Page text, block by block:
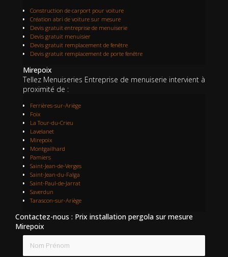
Construction de carport pour voiture
Création abri de voiture sur mesure
Devis gratuit entreprise de menuiserie
Devis gratuit menuisier
Devis gratuit remplacement de fenêtre
Devis gratuit remplacement de porte fenêtre
Mirepoix
Tellez Menuiseries Entreprise de menuiserie intervient à
proximité de :
Ferrières-sur-Ariège
Foix
La Tour-du-Crieu
Lavelanet
Mirepoix
Montgailhard
Pamiers
Saint-Jean-de-Verges
Saint-Jean-du-Falga
Saint-Paul-de-Jarrat
Saverdun
Tarascon-sur-Ariège
Contactez-nous : Prix installation pergola sur mesure
Mirepoix